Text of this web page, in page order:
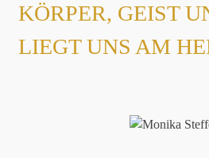
KÖRPER, GEIST
LIEGT UNS AM